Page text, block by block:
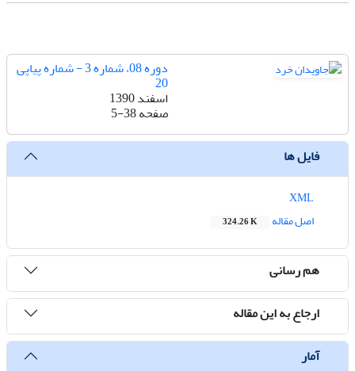
دوره 08، شماره 3 - شماره پیاپی
20
اسفند 1390
صفحه5-38
فایل ها
اصل مقاله
324.26 K
هم رسانی
ارجاع به این مقاله
آمار